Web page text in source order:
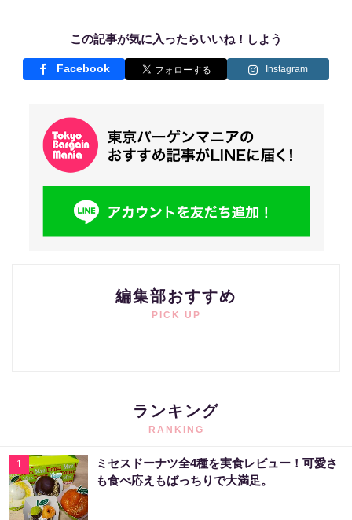
この記事が気に入ったらいいね！しよう
Facebook Instagram
編集部おすすめ
PICK UP
ランキング
RANKING
1
ミセスドーナツ全4種を実食レビュー！可愛さ
も食べ応えもばっちりで大満足。